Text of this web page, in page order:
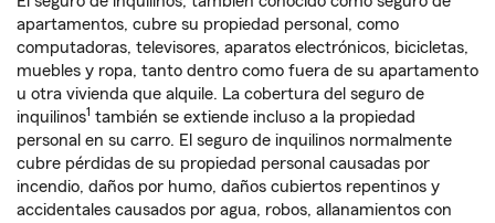
apartamentos, cubre su propiedad personal, como
computadoras, televisores, aparatos electrónicos, bicicletas,
muebles y ropa, tanto dentro como fuera de su apartamento
u otra vivienda que alquile. La cobertura del seguro de
inquilinos1 también se extiende incluso a la propiedad
personal en su carro. El seguro de inquilinos normalmente
cubre pérdidas de su propiedad personal causadas por
incendio, daños por humo, daños cubiertos repentinos y
accidentales causados por agua, robos, allanamientos con